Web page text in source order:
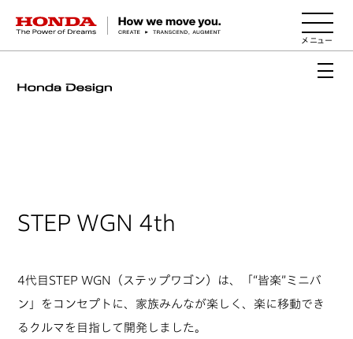
HONDA The Power of Dreams
STEP WGN 4th
4代目STEP WGN（ステップワゴン）は、「“皆楽”ミニバ
ン」をコンセプトに、家族みんなが楽しく、楽に移動でき
るクルマを目指して開発しました。